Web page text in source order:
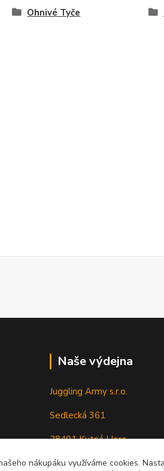
Ohnivé Tyče
Naše výdejna
Juggling Army s.r.o.
Sedlecká 361
28401 Kutná Hora
nákupáku využíváme cookies.